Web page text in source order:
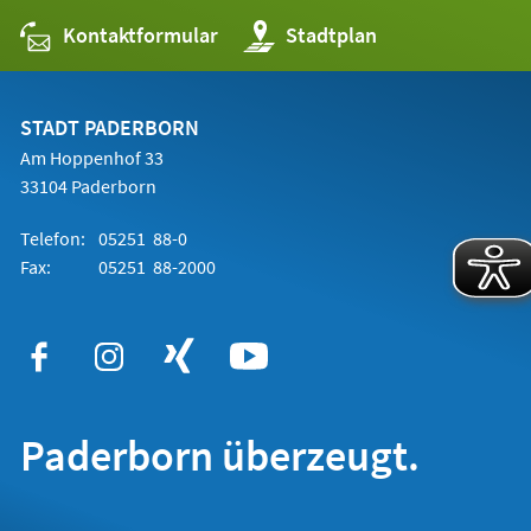
Kontaktformular Stadtplan
(Öffnet
in
einem
STADT PADERBORN
Am Hoppenhof 33
33104 Paderborn
Telefon: 05251 88-0
Fax:
05251 88-2000
Paderborn überzeugt.